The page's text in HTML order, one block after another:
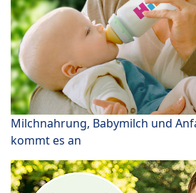
Milchnahrung, Babymilch und
kommt es an